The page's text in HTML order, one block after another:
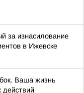
за изнасилование
в Ижевске
Ваша жизнь
действий